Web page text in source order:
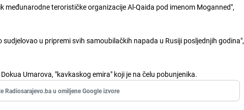
međunarodne terorističke organizacije Al-Qaida pod imenom Moganned",
u pripremi svih samoubilačkih napada u Rusiji posljednjih godina",
Umarova, "kavkaskog emira" koji je na čelu pobunjenika.
Radiosarajevo.ba u omiljene Google izvore